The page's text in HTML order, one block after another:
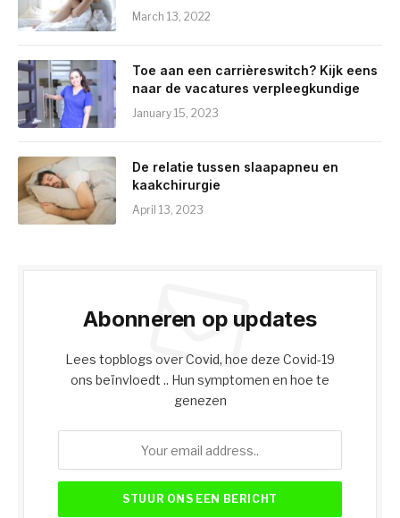
March 13, 2022
Toe aan een carrièreswitch? Kijk eens
naar de vacatures verpleegkundige
January 15, 2023
De relatie tussen slaapapneu en
kaakchirurgie
April 13, 2023
Abonneren op updates
Lees topblogs over Covid, hoe deze Covid-19
ons beïnvloedt .. Hun symptomen en hoe te
genezen